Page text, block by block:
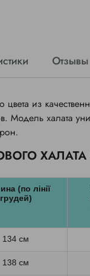
Отзывы
из
Модель халата
ХАЛАТА
(по лінії
грудей)
134 см
138 см